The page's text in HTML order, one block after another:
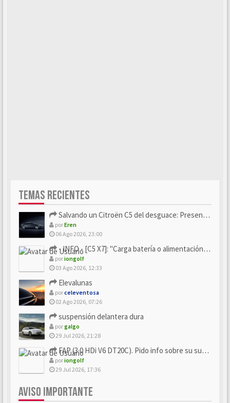
TEMAS RECIENTES
Salvando un Citroën C5 del desguace: Presentación y seguimiento
porEren
06 Ago 2026, 23:00
- INFO - [C5 X7]: "Carga batería o alimentación eléctri...
poriongolf
03 Ago 2026, 12:33
Elevalunas
porceleventosa
02 Ago 2026, 07:26
suspensión delantera dura
porgalgo
29 Jul 2026, 21:28
FAP (3.0 HDi V6 DT20C). Pido info sobre su sustitución
poriongolf
29 Jul 2026, 17:36
AVISO IMPORTANTE